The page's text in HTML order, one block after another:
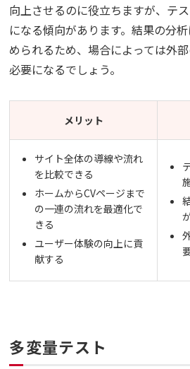
向上させるのに役立ちますが、テ
になる傾向があります。結果の分
められるため、場合によっては外
必要になるでしょう。
メリット
サイト全体の導線や流れ
を比較できる
ホームからCVページまで
の一連の流れを最適化で
きる
ユーザー体験の向上に貢
献する
多変量テスト